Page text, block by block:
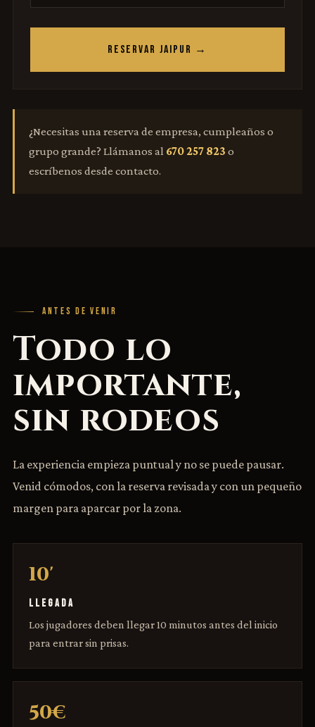
RESERVAR JAIPUR →
¿Necesitas una reserva de empresa, cumpleaños o
grupo grande? Llámanos al 670 257 823 o
escríbenos desde contacto.
ANTES DE VENIR
Todo lo
importante,
sin rodeos
La experiencia empieza puntual y no se puede pausar.
Venid cómodos, con la reserva revisada y con un pequeño
margen para aparcar por la zona.
10'
LLEGADA
Los jugadores deben llegar 10 minutos antes del inicio
para entrar sin prisas.
50€